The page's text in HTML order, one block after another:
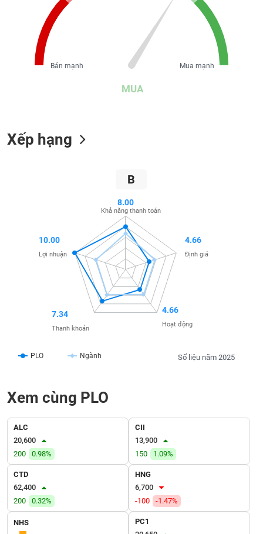
MUA
Mua mạnh
Bán mạnh
Xếp hạng
B
Số liệu năm 2025
PLO Ngành
8.00
Khả năng thanh toán
4.66
Định giá
4.66
Hoạt động
7.34
Thanh khoản
10.00
Lợi nhuận
Xem cùng PLO
ALC
20,600
200
0.98%
CII
13,900
150
1.09%
CTD
62,400
200
0.32%
HNG
6,700
-100
-1.47%
NHS
PC1
TIÊU
DÙNG
CHĂM
THÔNG
TIN
DỊCH
VỤ